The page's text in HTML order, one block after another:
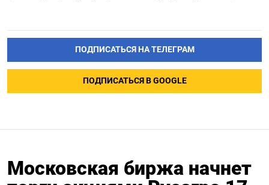
ПОДПИСАТЬСЯ НА ТЕЛЕГРАМ
ПОДПИСАТЬСЯ В GOOGLE
Московская биржа начнет